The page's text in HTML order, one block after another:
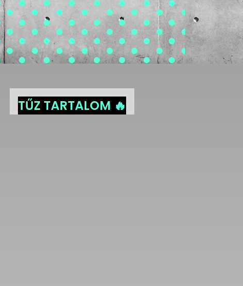
TŰZ TARTALOM 🔥